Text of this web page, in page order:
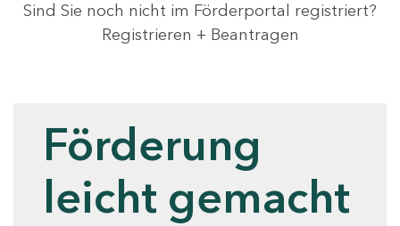
Sind Sie noch nicht im Förderportal registriert?
Registrieren + Beantragen
Förderung
leicht gemacht